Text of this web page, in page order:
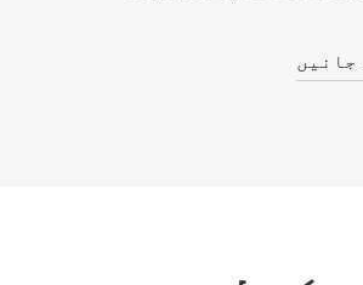
جانیں